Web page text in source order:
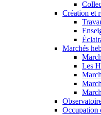
Création et
Marchés
Les
Occupation